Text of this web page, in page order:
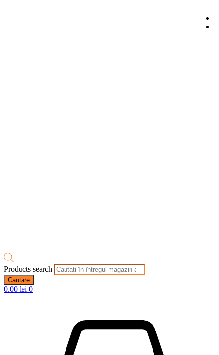
Products search
Cautare
0.00 lei 0